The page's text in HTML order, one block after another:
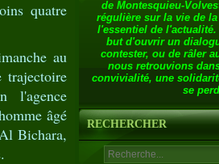
quatre
au
trajectoire
l'agence
âgé
Bichara,
de Montesquieu-
régulière sur la vie de
l'essentiel de
but d'ouvrir un
contester, ou de râler
nous retrouvions
convivialité, une
se
RECHERCHER